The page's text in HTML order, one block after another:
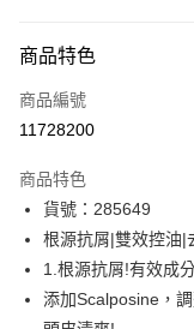
icash Pay
信用卡一次付款
LINE Pay
Apple Pay
街口支付
商品特色
商品編號
11728200
商品特色
貨號：285649
根源抗屑|雙效控油|
1.根源抗屑!有效成
添加Scalposine，